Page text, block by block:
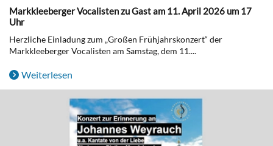
Markkleeberger Vocalisten zu Gast am 11. April 2026 um 17
Uhr
Herzliche Einladung zum „Großen Frühjahrskonzert“ der
Markkleeberger Vocalisten am Samstag, dem 11....
Weiterlesen